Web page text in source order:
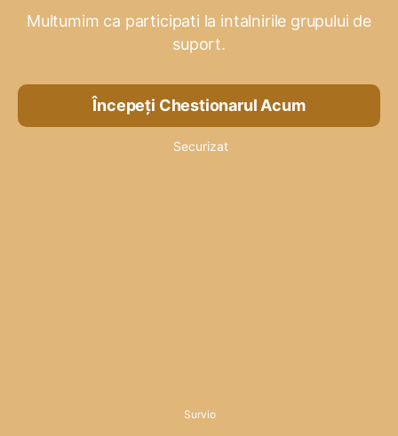
Multumim ca participati la intalnirile grupului de
suport.
Începeți Chestionarul Acum
Securizat
Survio